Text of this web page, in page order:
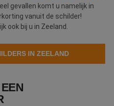
gevallen komt u namelijk in
vanuit de schilder!
ook bij u in Zeeland.
IN ZEELAND